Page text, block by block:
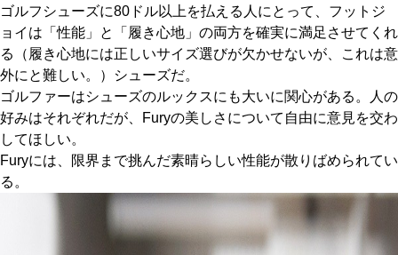
ゴルフシューズに80ドル以上を払える人にとって、フットジ
ョイは「性能」と「履き心地」の両方を確実に満足させてくれ
る（履き心地には正しいサイズ選びが欠かせないが、これは意
外にと難しい。）シューズだ。
ゴルファーはシューズのルックスにも大いに関心がある。人の
好みはそれぞれだが、Furyの美しさについて自由に意見を交わ
してほしい。
Furyには、限界まで挑んだ素晴らしい性能が散りばめられてい
る。
HOW TO ゴルフ上達・実践テクニック
LAB テスト・データ検証
Golf News ゴルフニュース
REVIEWS
※メーカー名やクラブ名など、検索したい事柄を入
力してください。